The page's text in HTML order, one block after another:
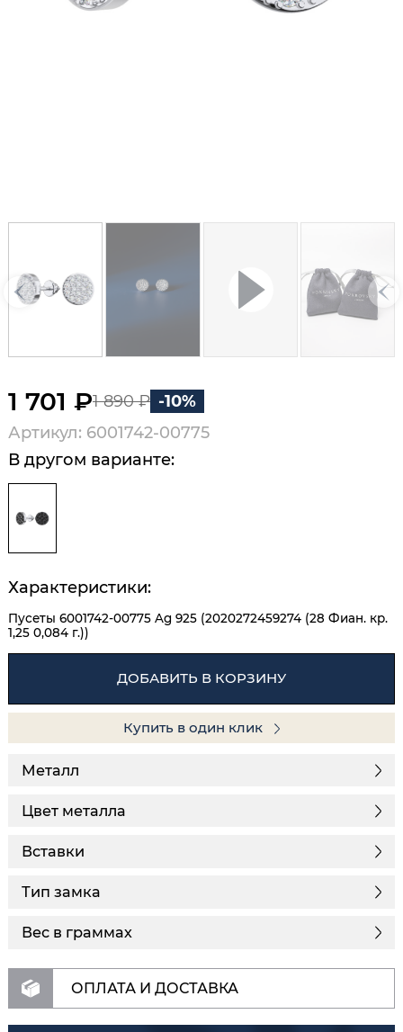
1 701 ₽1 890 ₽ -10%
Артикул: 6001742-00775
В другом варианте:
Характеристики:
Пусеты 6001742-00775 Ag 925 (2020272459274 (28 Фиан. кр.
1,25 0,084 г.))
ДОБАВИТЬ В КОРЗИНУ
Купить в один клик
Металл
Цвет металла
Вставки
Тип замка
Вес в граммах
ОПЛАТА И ДОСТАВКА